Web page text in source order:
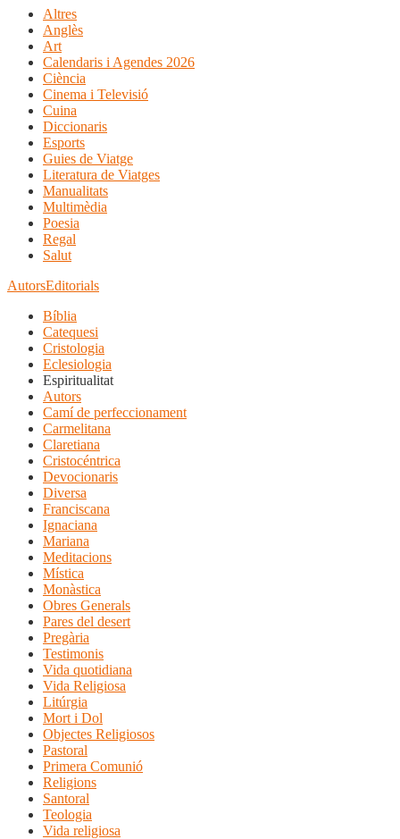
Altres
Anglès
Art
Calendaris i Agendes 2026
Ciència
Cinema i Televisió
Cuina
Diccionaris
Esports
Guies de Viatge
Literatura de Viatges
Manualitats
Multimèdia
Poesia
Regal
Salut
AutorsEditorials
Bíblia
Catequesi
Cristologia
Eclesiologia
Espiritualitat
Autors
Camí de perfeccionament
Carmelitana
Claretiana
Cristocéntrica
Devocionaris
Diversa
Franciscana
Ignaciana
Mariana
Meditacions
Mística
Monàstica
Obres Generals
Pares del desert
Pregària
Testimonis
Vida quotidiana
Vida Religiosa
Litúrgia
Mort i Dol
Objectes Religiosos
Pastoral
Primera Comunió
Religions
Santoral
Teologia
Vida religiosa